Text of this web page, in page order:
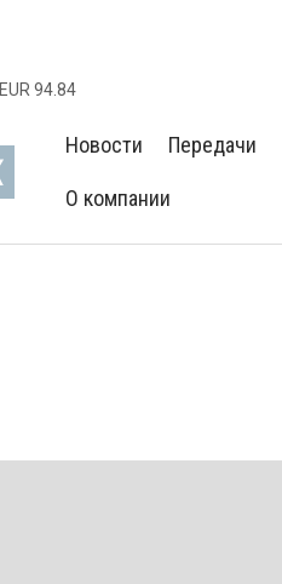
EUR 94.84
Новости Передачи
О компании